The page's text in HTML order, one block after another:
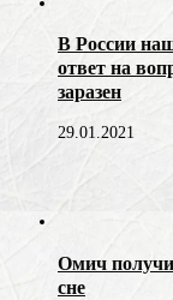
В России
ответ на
заразен
29.01.2021
Омич
сне